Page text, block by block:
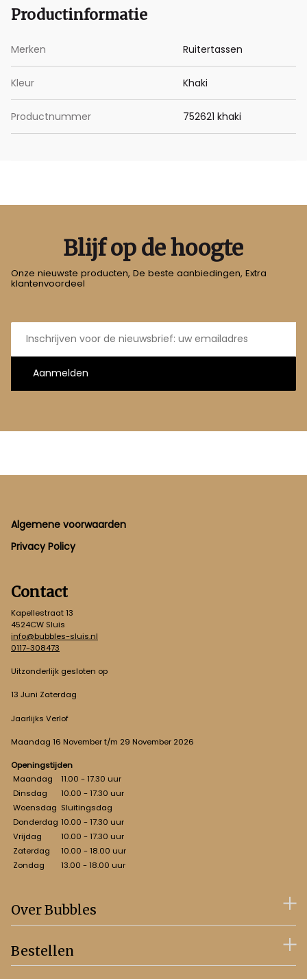
Productinformatie
Merken Ruitertassen
Kleur Khaki
Productnummer 752621 khaki
Blijf op de hoogte
Onze nieuwste producten, De beste aanbiedingen, Extra
klantenvoordeel
E-
mailadres
Aanmelden
Footer
Algemene voorwaarden
Privacy Policy
Contact
Kapellestraat 13
4524CW Sluis
info@bubbles-sluis.nl
0117-308473
Uitzonderlijk gesloten op
13 Juni Zaterdag
Jaarlijks Verlof
Maandag 16 November t/m 29 November 2026
Openingstijden
Maandag
11.00 - 17.30 uur
Dinsdag
10.00 - 17.30 uur
Woensdag Sluitingsdag
Donderdag 10.00 - 17.30 uur
Vrijdag
10.00 - 17.30 uur
Zaterdag
10.00 - 18.00 uur
Zondag
13.00 - 18.00 uur
Over Bubbles
Bestellen